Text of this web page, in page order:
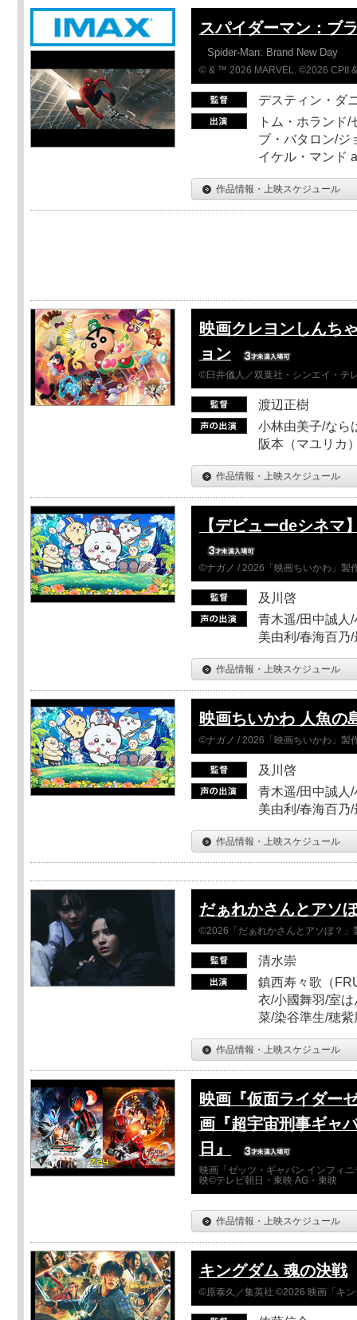
スパイダーマン：ブ
Spider-Man: Brand New Day
© & ™ 2026 MARVEL. ©2026 CPII
デスティン・ダ
トム・ホランド
ブ・バタロン/ジ
イケル・マンド
作品情報・上映スケジュール
映画クレヨンしんち
ョン
©臼井儀人／双葉社・シンエイ・テ
渡辺正樹
小林由美子/なら
阪本（マユリカ
作品情報・上映スケジュール
【デビューdeシネマ
©ナガノ / 2026「映画ちいかわ」製
及川啓
青木遥/田中誠人
美由利/春海百乃
作品情報・上映スケジュール
映画ちいかわ 人魚の
©ナガノ / 2026「映画ちいかわ」製
及川啓
青木遥/田中誠人
美由利/春海百乃
作品情報・上映スケジュール
だぁれかさんとアソ
©2026「だぁれかさんとアソぼ？」
清水崇
鎮西寿々歌（
衣/小國舞羽/室
菜/染谷準生/穂
作品情報・上映スケジュール
映画『仮面ライダー
画『超宇宙刑事ギャ
日』
映画「ゼッツ・ギャバン インフィ
映©テレビ朝日・東映 AG・東映
作品情報・上映スケジュール
キングダム 魂の決戦
©原泰久／集英社 ©2026 映画「キ